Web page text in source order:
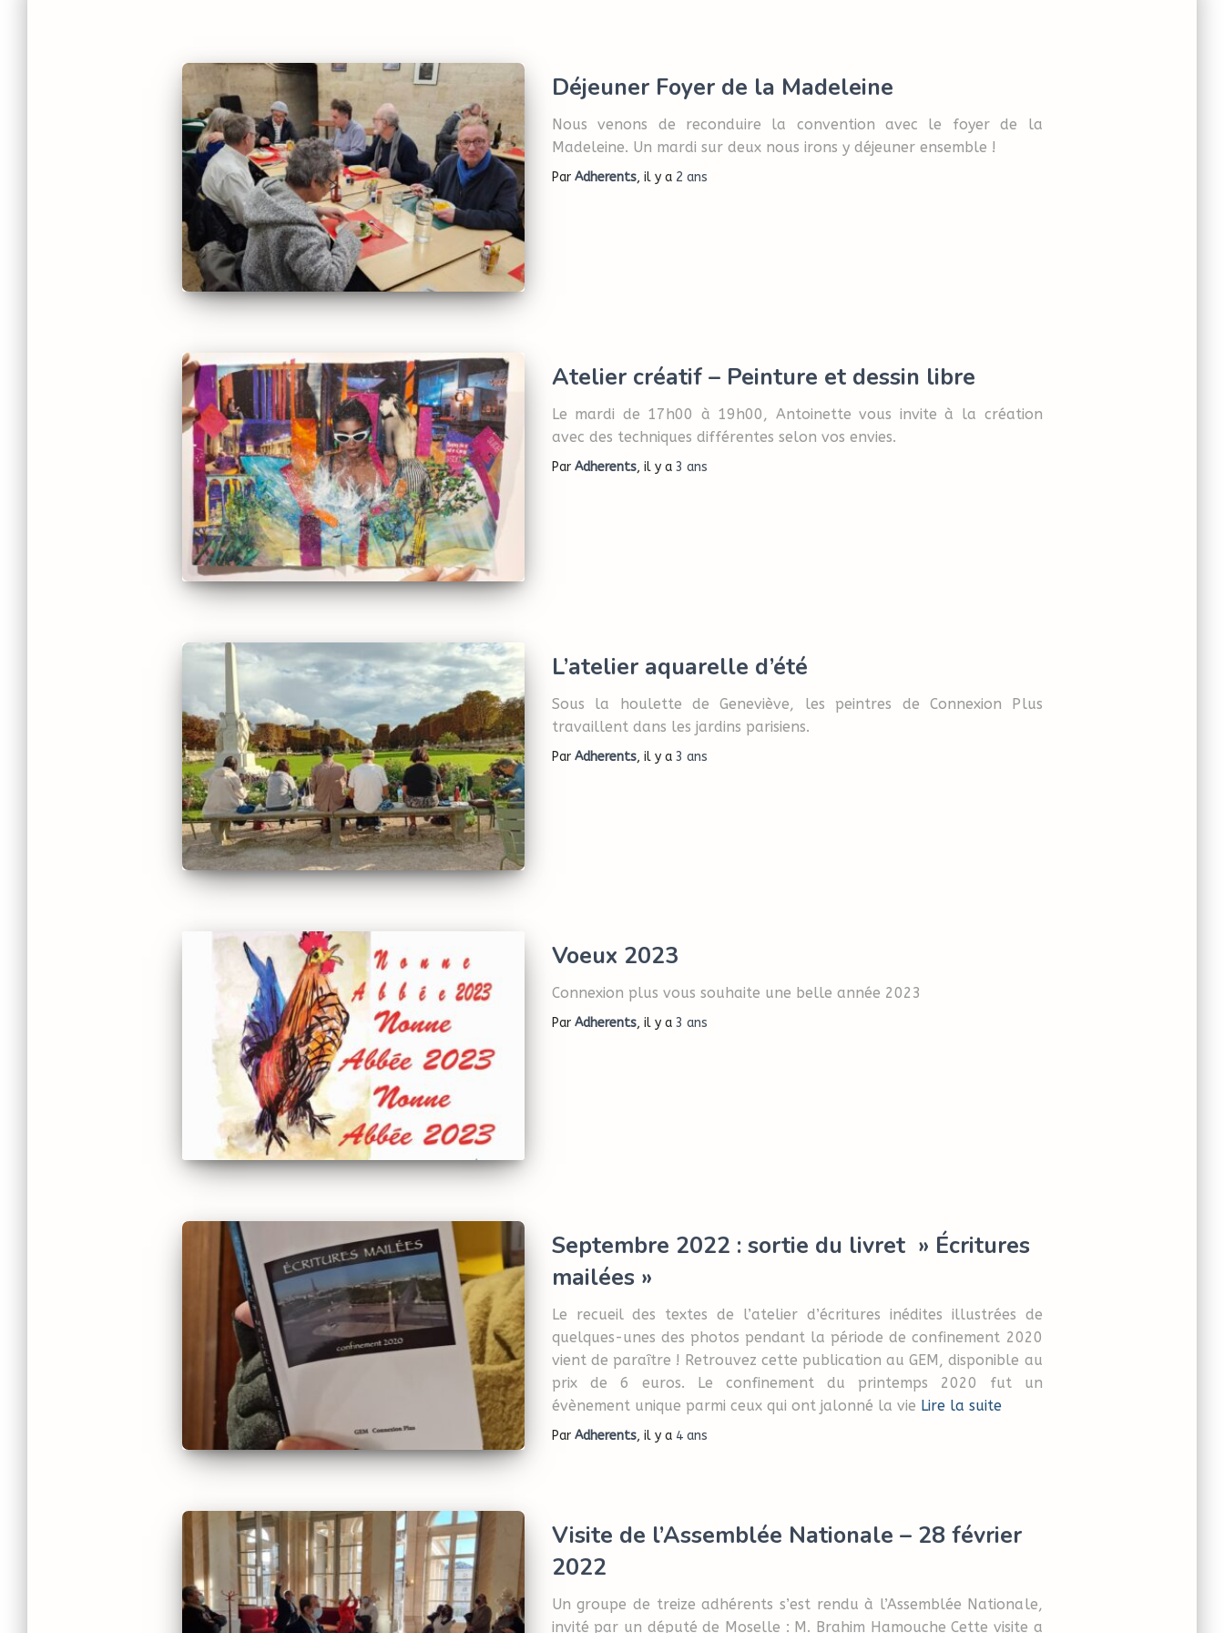
Déjeuner Foyer de la Madeleine
Nous venons de reconduire la convention avec le foyer de la
Madeleine. Un mardi sur deux nous irons y déjeuner ensemble !
Par Adherents, il y a 2 ans
Atelier créatif – Peinture et dessin libre
Le mardi de 17h00 à 19h00, Antoinette vous invite à la création
avec des techniques différentes selon vos envies.
Par Adherents, il y a 3 ans
L’atelier aquarelle d’été
Sous la houlette de Geneviève, les peintres de Connexion Plus
travaillent dans les jardins parisiens.
Par Adherents, il y a 3 ans
Voeux 2023
Connexion plus vous souhaite une belle année 2023
Par Adherents, il y a 3 ans
Septembre 2022 : sortie du livret » Écritures
mailées »
Le recueil des textes de l’atelier d’écritures inédites illustrées de
quelques-unes des photos pendant la période de confinement 2020
vient de paraître ! Retrouvez cette publication au GEM, disponible au
prix de 6 euros. Le confinement du printemps 2020 fut un
évènement unique parmi ceux qui ont jalonné la vie Lire la suite
Par Adherents, il y a 4 ans
Visite de l’Assemblée Nationale – 28 février
2022
Un groupe de treize adhérents s’est rendu à l’Assemblée Nationale,
invité par un député de Moselle : M. Brahim Hamouche Cette visite a